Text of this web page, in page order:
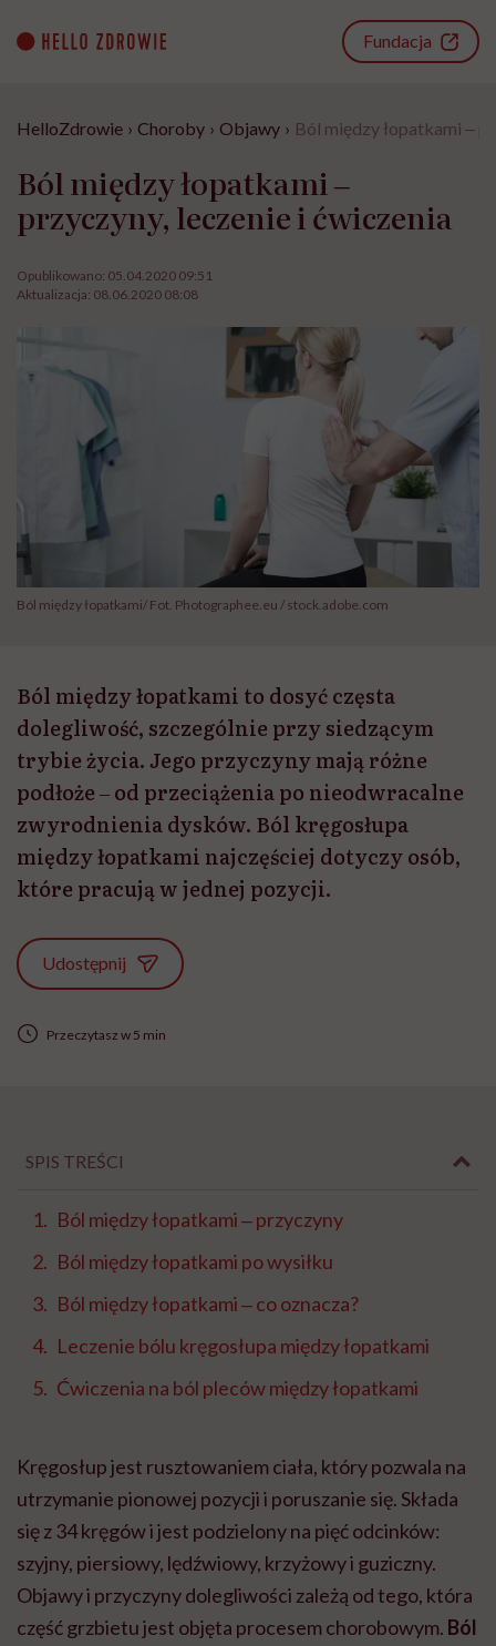
content
Fundacja
HelloZdrowie › Choroby › Objawy › Ból między łopatkami ‒
Ból między łopatkami ‒
przyczyny, leczenie i ćwiczenia
Opublikowano: 05.04.2020 09:51
Aktualizacja: 08.06.2020 08:08
Ból między łopatkami/ Fot. Photographee.eu / stock.adobe.com
Ból między łopatkami to dosyć częsta
dolegliwość, szczególnie przy siedzącym
trybie życia. Jego przyczyny mają różne
podłoże ‒ od przeciążenia po nieodwracalne
zwyrodnienia dysków. Ból kręgosłupa
między łopatkami najczęściej dotyczy osób,
które pracują w jednej pozycji.
Udostępnij
Przeczytasz w 5 min
SPIS TREŚCI
Ból między łopatkami ‒ przyczyny
Ból między łopatkami po wysiłku
Ból między łopatkami ‒ co oznacza?
Leczenie bólu kręgosłupa między łopatkami
Ćwiczenia na ból pleców między łopatkami
Kręgosłup jest rusztowaniem ciała, który pozwala na
utrzymanie pionowej pozycji i poruszanie się. Składa
się z 34 kręgów i jest podzielony na pięć odcinków:
szyjny, piersiowy, lędźwiowy, krzyżowy i guziczny.
Objawy i przyczyny dolegliwości zależą od tego, która
część grzbietu jest objęta procesem chorobowym. Ból